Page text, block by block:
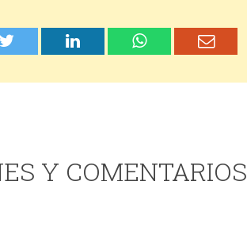
Y COMENTARIOS